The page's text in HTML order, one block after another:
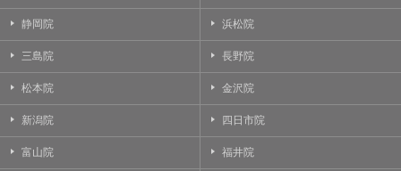
静岡院 浜松院
三島院 長野院
松本院 金沢院
新潟院 四日市院
富山院 福井院